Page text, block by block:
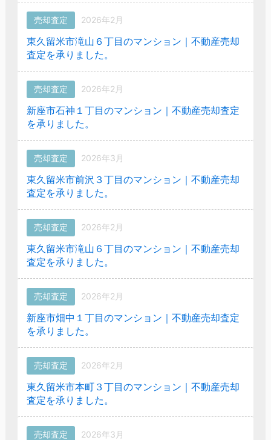
売却査定 2026年2月
東久留米市滝山６丁目のマンション｜不動産売却
査定を承りました。
売却査定 2026年2月
新座市石神１丁目のマンション｜不動産売却査定
を承りました。
売却査定 2026年3月
東久留米市前沢３丁目のマンション｜不動産売却
査定を承りました。
売却査定 2026年2月
東久留米市滝山６丁目のマンション｜不動産売却
査定を承りました。
売却査定 2026年2月
新座市畑中１丁目のマンション｜不動産売却査定
を承りました。
売却査定 2026年2月
東久留米市本町３丁目のマンション｜不動産売却
査定を承りました。
売却査定 2026年3月